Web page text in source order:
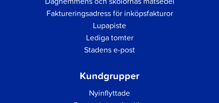
Faktureringsadress för inköpsfakturor
Lupapiste
Lediga tomter
Stadens e-post
Kundgrupper
Nyinflyttade